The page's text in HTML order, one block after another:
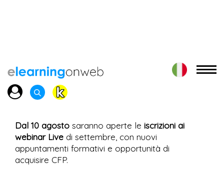
Dal 10 agosto saranno aperte le iscrizioni ai
webinar Live di settembre, con nuovi
appuntamenti formativi e opportunità di
acquisire CFP.